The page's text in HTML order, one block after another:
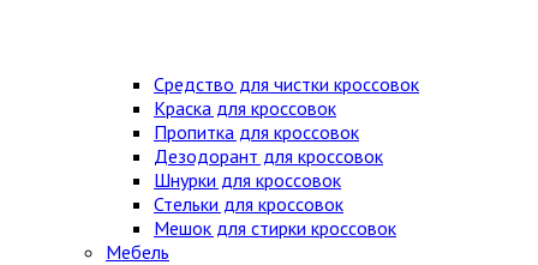
Средство для чистки кроссовок
Краска для кроссовок
Пропитка для кроссовок
Дезодорант для кроссовок
Шнурки для кроссовок
Стельки для кроссовок
Мешок для стирки кроссовок
Мебель